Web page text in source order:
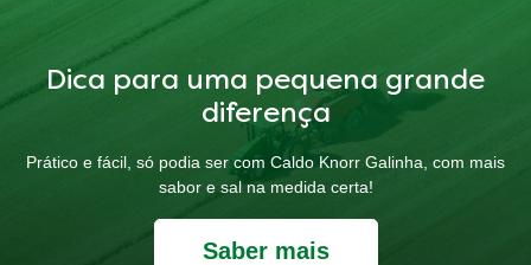
Dica para uma pequena grande
diferença
Prático e fácil, só podia ser com Caldo Knorr Galinha, com mais
sabor e sal na medida certa!
Saber mais